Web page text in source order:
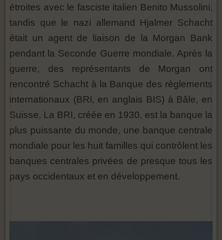
étroites avec le fasciste italien Benito Mussolini,
tandis que le nazi allemand Hjalmer Schacht
était un agent de liaison de la Morgan Bank
pendant la Seconde Guerre mondiale. Après la
guerre, des représentants de Morgan ont
rencontré Schacht à la Banque des règlements
internationaux (BRI, en anglais BIS) à Bâle, en
Suisse. La BRI, créée en 1930, est la banque la
plus puissante du monde, une banque centrale
mondiale pour les huit familles qui contrôlent les
banques centrales privées de presque tous les
pays occidentaux et en développement.